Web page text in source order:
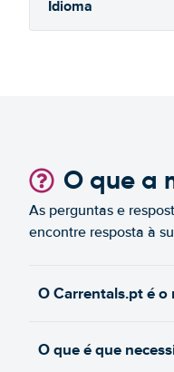
Idioma
O que a
As perguntas e
encontre resposta à
O Carrentals.pt é o
O que é que